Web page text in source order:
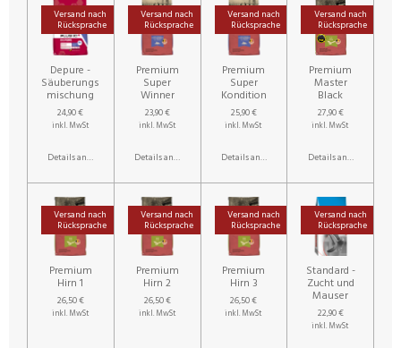
Versand nach
Rücksprache
Depure -
Säuberungs
mischung
24,90 €
inkl. MwSt
Details anzeigen
Versand nach
Rücksprache
Premium
Super
Winner
23,90 €
inkl. MwSt
Details anzeigen
Versand nach
Rücksprache
Premium
Super
Kondition
25,90 €
inkl. MwSt
Details anzeigen
Versand nach
Rücksprache
Premium
Master
Black
27,90 €
inkl. MwSt
Details anzeigen
Versand nach
Rücksprache
Premium
Hirn 1
26,50 €
inkl. MwSt
Versand nach
Rücksprache
Premium
Hirn 2
26,50 €
inkl. MwSt
Versand nach
Rücksprache
Premium
Hirn 3
26,50 €
inkl. MwSt
Versand nach
Rücksprache
Standard -
Zucht und
Mauser
22,90 €
inkl. MwSt